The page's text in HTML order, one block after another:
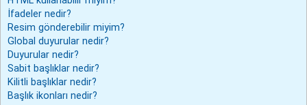
İfadeler nedir?
Resim gönderebilir miyim?
Global duyurular nedir?
Duyurular nedir?
Sabit başlıklar nedir?
Kilitli başlıklar nedir?
Başlık ikonları nedir?